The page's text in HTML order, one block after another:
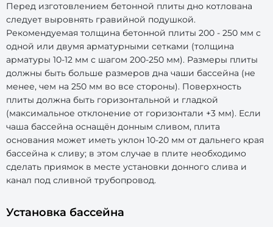
Перед изготовлением бетонной плиты дно котлована
следует выровнять гравийной подушкой.
Рекомендуемая толщина бетонной плиты 200 - 250 мм с
одной или двумя арматурными сетками (толщина
арматуры 10-12 мм с шагом 200-250 мм). Размеры плиты
должны быть больше размеров дна чаши бассейна (не
менее, чем на 250 мм во все стороны). Поверхность
плиты должна быть горизонтальной и гладкой
(максимальное отклонение от горизонтали +3 мм). Если
чаша бассейна оснащён донным сливом, плита
основания может иметь уклон 10-20 мм от дальнего края
бассейна к сливу; в этом случае в плите необходимо
сделать приямок в месте установки донного слива и
канал под сливной трубопровод.
Установка бассейна